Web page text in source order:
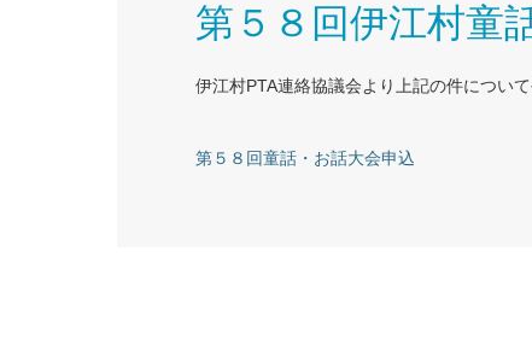
第５８回伊江村童
伊江村PTA連絡協議会より上記の件につい
第５８回童話・お話大会申込